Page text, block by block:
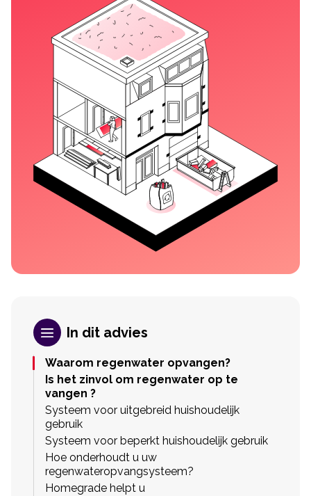
In dit advies
Waarom regenwater opvangen?
Is het zinvol om regenwater op te
vangen ?
Systeem voor uitgebreid huishoudelijk
gebruik
Systeem voor beperkt huishoudelijk gebruik
Hoe onderhoudt u uw
regenwateropvangsysteem?
Homegrade helpt u